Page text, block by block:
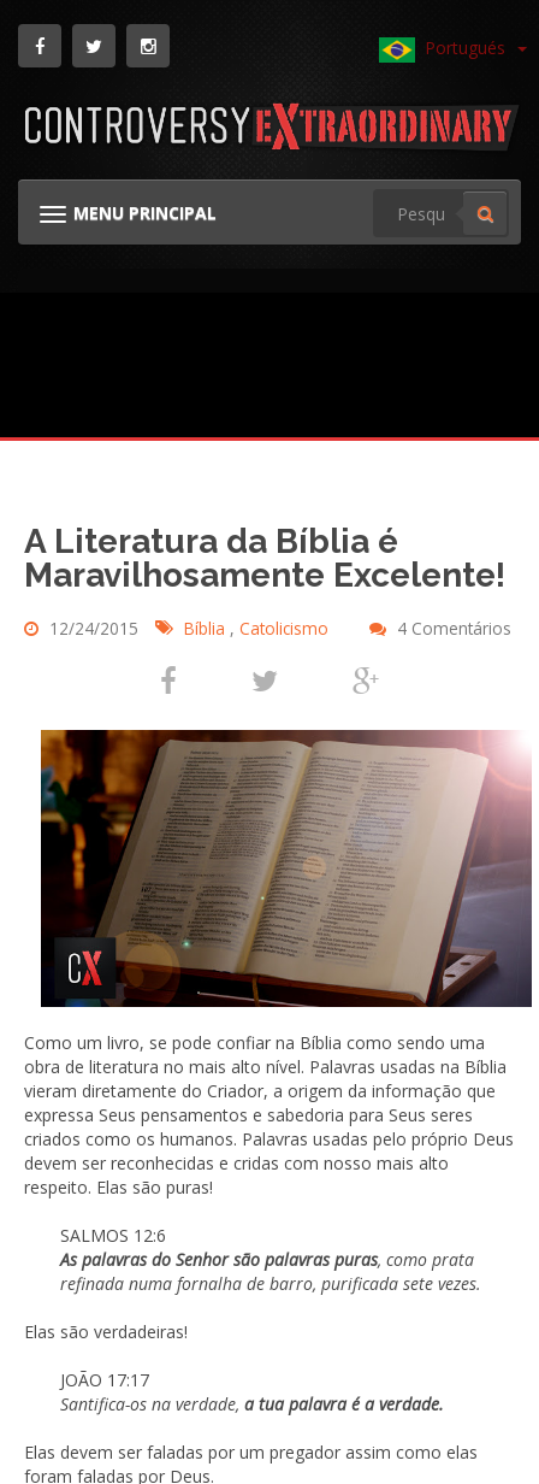
Portugués
MENU PRINCIPAL
ALTERNAR DE NAVEGAÇÃO
A Literatura da Bíblia é
Maravilhosamente Excelente!
12/24/2015 Bíblia , Catolicismo 4 Comentários
Como um livro, se pode confiar na Bíblia como sendo uma
obra de literatura no mais alto nível. Palavras usadas na Bíblia
vieram diretamente do Criador, a origem da informação que
expressa Seus pensamentos e sabedoria para Seus seres
criados como os humanos. Palavras usadas pelo próprio Deus
devem ser reconhecidas e cridas com nosso mais alto
respeito. Elas são puras!
SALMOS 12:6
As palavras do Senhor são palavras puras, como prata
refinada numa fornalha de barro, purificada sete vezes.
Elas são verdadeiras!
JOÃO 17:17
Santifica-os na verdade, a tua palavra é a verdade.
Elas devem ser faladas por um pregador assim como elas
foram faladas por Deus.